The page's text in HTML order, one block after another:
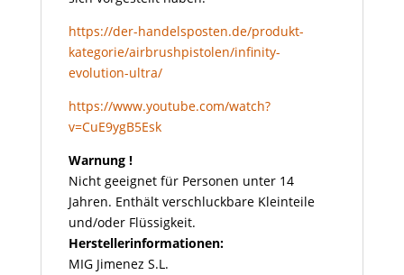
https://der-handelsposten.de/produkt-
kategorie/airbrushpistolen/infinity-
evolution-ultra/
https://www.youtube.com/watch?
v=CuE9ygB5Esk
Warnung !
Nicht geeignet für Personen unter 14
Jahren. Enthält verschluckbare Kleinteile
und/oder Flüssigkeit.
Herstellerinformationen:
MIG Jimenez S.L.